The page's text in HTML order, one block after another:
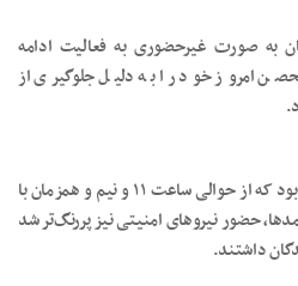
به صورت غیرحضوری به فعالیت ادامه
امروز خود را به دلیل جلوگیری از
?فراخوان امروز مربوط به ساعت ۱۱ بود که از حوالی ساعت ۱۱ و نیم و همزمان با
حضور نیروهای امنیتی نیز پررنگ‌تر شد
داشتند.